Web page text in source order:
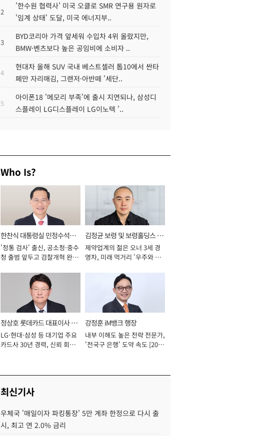
2
'한수원 협력사' 미국 오클로 SMR 연구용 원자로
'임계 상태' 도달, 미국 에너지부..
3
BYD코리아 가격 앞세워 수입차 4위 올랐지만,
BMW·벤츠보다 높은 공임비에 소비자 ..
4
현대차 올해 SUV 국내 베스트셀러 톱10에서 싼타
페만 자리매김, 그랜저·아반떼 '세단..
5
아이폰18 '메모리 부족'에 출시 지연되나, 삼성디
스플레이 LG디스플레이 LG이노텍 '..
Who Is?
한찬식 대통령실 민정수석비
서관
'정통 검사' 출신, 공소청·중수
청 출범 앞두고 검찰개혁 완수
김정균 보령 및 보령홀딩스 대
표이사 사장
제약업계의 젊은 오너 3세 경
영자, 미래 먹거리 '우주와 헬
정상호 롯데카드 대표이사 사
장
LG·현대·삼성 등 대기업 주요
카드사 30년 경력, 신뢰 회복
강정훈 iM뱅크 행장
내부 이해도 높은 전략 전문가,
'전국구 은행' 도약 속도 [2026
최신기사
우체국 '매일이자 파킹통장' 5만 계좌 한정으로 다시 출
시, 최고 연 2.0% 금리